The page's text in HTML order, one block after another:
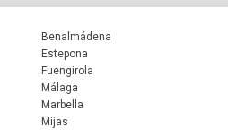
Benalmádena
Estepona
Fuengirola
Málaga
Marbella
Mijas